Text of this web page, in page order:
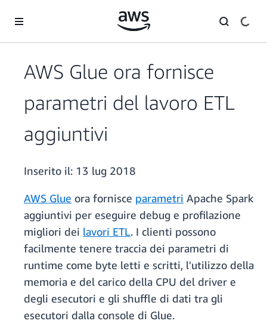
AWS Glue ora fornisce
parametri del lavoro ETL
aggiuntivi
Inserito il: 13 lug 2018
AWS Glue ora fornisce parametri Apache Spark
aggiuntivi per eseguire debug e profilazione
migliori dei lavori ETL. I clienti possono
facilmente tenere traccia dei parametri di
runtime come byte letti e scritti, l'utilizzo della
memoria e del carico della CPU del driver e
degli esecutori e gli shuffle di dati tra gli
esecutori dalla console di Glue.